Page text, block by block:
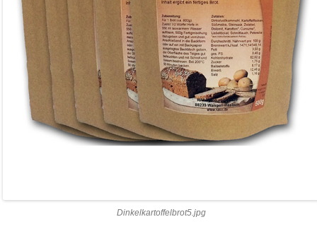
Dinkelkartoffelbrot5.jpg